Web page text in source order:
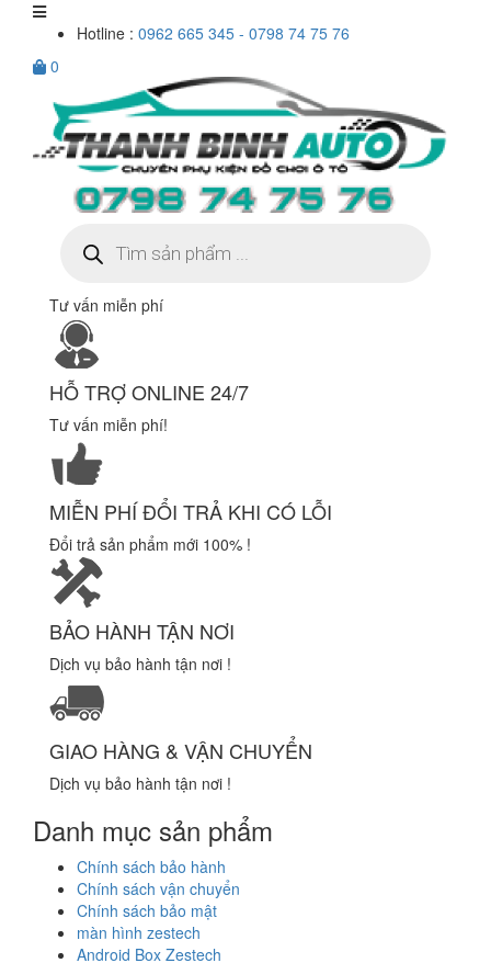
Hotline : 0962 665 345 - 0798 74 75 76
0
kiếm
sản
Tư vấn miễn phí
HỖ TRỢ ONLINE 24/7
Tư vấn miễn phí!
MIỄN PHÍ ĐỔI TRẢ KHI CÓ LỖI
Đổi trả sản phẩm mới 100% !
BẢO HÀNH TẬN NƠI
Dịch vụ bảo hành tận nơi !
GIAO HÀNG & VẬN CHUYỂN
Dịch vụ bảo hành tận nơi !
Danh mục sản phẩm
Chính sách bảo hành
Chính sách vận chuyển
Chính sách bảo mật
màn hình zestech
Android Box Zestech